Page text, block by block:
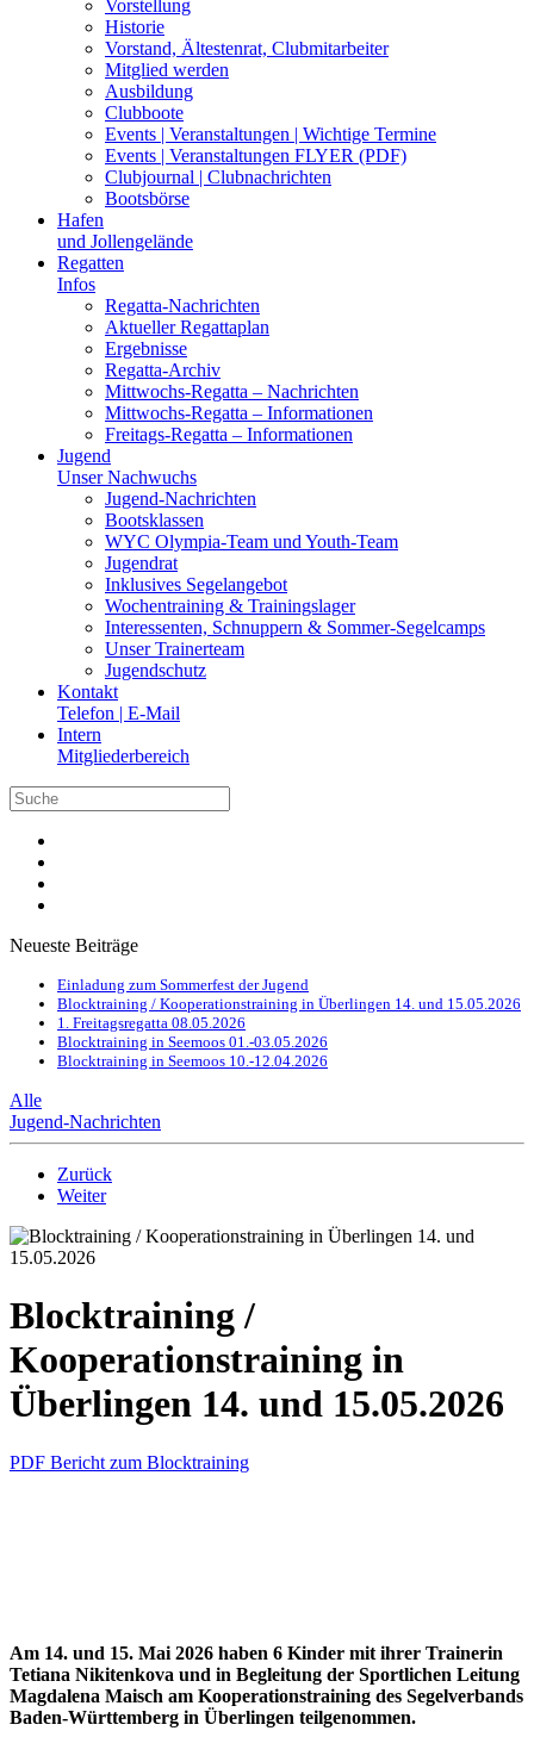
Vorstellung
Historie
Vorstand, Ältestenrat, Clubmitarbeiter
Mitglied werden
Ausbildung
Clubboote
Events | Veranstaltungen | Wichtige Termine
Events | Veranstaltungen FLYER (PDF)
Clubjournal | Clubnachrichten
Bootsbörse
Hafen
und Jollengelände
Regatten
Infos
Regatta-Nachrichten
Aktueller Regattaplan
Ergebnisse
Regatta-Archiv
Mittwochs-Regatta – Nachrichten
Mittwochs-Regatta – Informationen
Freitags-Regatta – Informationen
Jugend
Unser Nachwuchs
Jugend-Nachrichten
Bootsklassen
WYC Olympia-Team und Youth-Team
Jugendrat
Inklusives Segelangebot
Wochentraining & Trainingslager
Interessenten, Schnuppern & Sommer-Segelcamps
Unser Trainerteam
Jugendschutz
Kontakt
Telefon | E-Mail
Intern
Mitgliederbereich
Neueste Beiträge
Einladung zum Sommerfest der Jugend
Blocktraining / Kooperationstraining in Überlingen 14. und 15.05.2026
1. Freitagsregatta 08.05.2026
Blocktraining in Seemoos 01.-03.05.2026
Blocktraining in Seemoos 10.-12.04.2026
Alle
Jugend-Nachrichten
Zurück
Weiter
Blocktraining /
Kooperationstraining in
Überlingen 14. und 15.05.2026
PDF Bericht zum Blocktraining
Am 14. und 15. Mai 2026 haben 6 Kinder mit ihrer Trainerin
Tetiana Nikitenkova und in Begleitung der Sportlichen Leitung
Magdalena Maisch am Kooperationstraining des Segelverbands
Baden-Württemberg in Überlingen teilgenommen.